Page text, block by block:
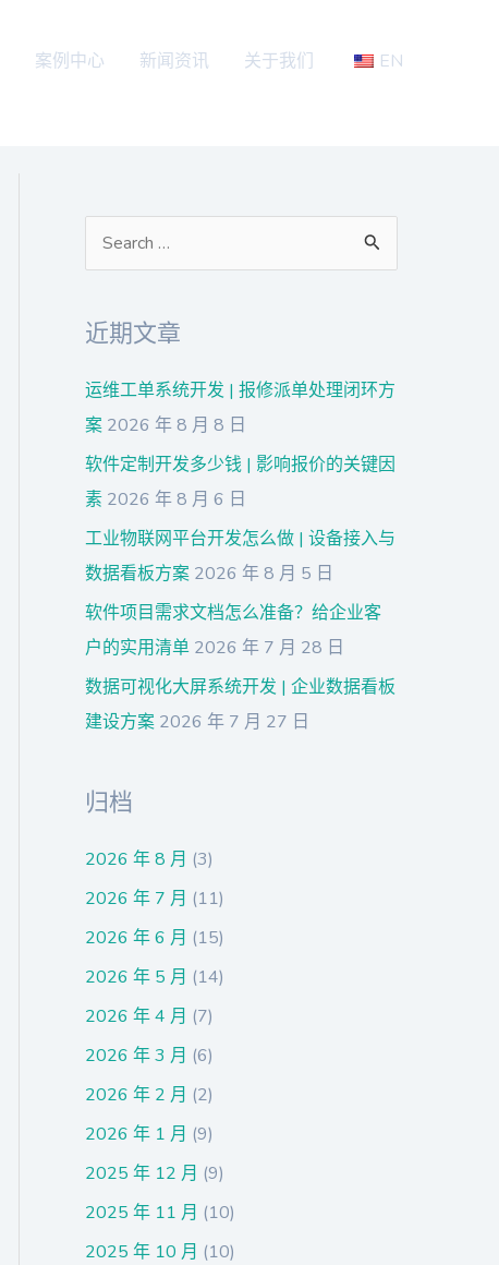
案例中心 新闻资讯 关于我们 EN
：
近期文章
运维工单系统开发 | 报修派单处理闭环方
案 2026 年 8 月 8 日
软件定制开发多少钱 | 影响报价的关键因
素 2026 年 8 月 6 日
工业物联网平台开发怎么做 | 设备接入与
数据看板方案 2026 年 8 月 5 日
软件项目需求文档怎么准备？给企业客
户的实用清单 2026 年 7 月 28 日
数据可视化大屏系统开发 | 企业数据看板
建设方案 2026 年 7 月 27 日
归档
2026 年 8 月 (3)
2026 年 7 月 (11)
2026 年 6 月 (15)
2026 年 5 月 (14)
2026 年 4 月 (7)
2026 年 3 月 (6)
2026 年 2 月 (2)
2026 年 1 月 (9)
2025 年 12 月 (9)
2025 年 11 月 (10)
2025 年 10 月 (10)